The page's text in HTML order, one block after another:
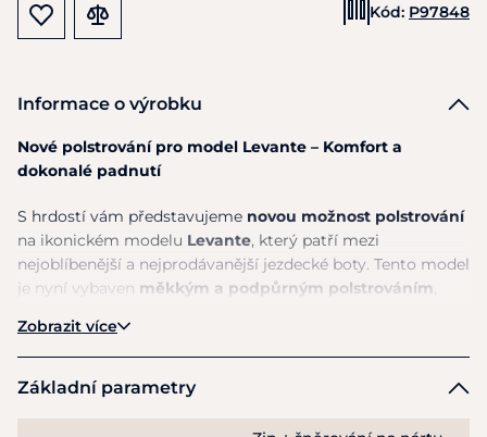
Kód: P97848
Informace o výrobku
Nové polstrování pro model Levante – Komfort a
dokonalé padnutí
S hrdostí vám představujeme novou možnost polstrování
na ikonickém modelu Levante, který patří mezi
nejoblíbenější a nejprodávanější jezdecké boty. Tento model
je nyní vybaven měkkým a podpůrným polstrováním,
můžete užívat pohodlné a bezstarostné ježdění.
Strategické umístění polstrování
při každém kroku. Pokud hledáte boty, které spojují
Zobrazit více
Základní parametry